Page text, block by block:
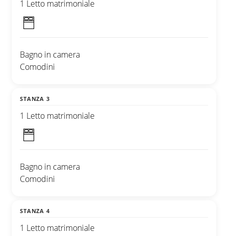
1 Letto matrimoniale
Bagno in camera
Comodini
STANZA 3
1 Letto matrimoniale
Bagno in camera
Comodini
STANZA 4
1 Letto matrimoniale